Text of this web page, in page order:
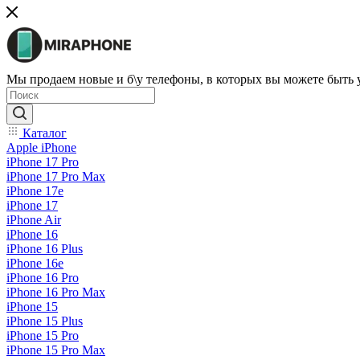
Мы продаем новые и б\у телефоны, в которых вы можете быть
Каталог
Apple iPhone
iPhone 17 Pro
iPhone 17 Pro Max
iPhone 17e
iPhone 17
iPhone Air
iPhone 16
iPhone 16 Plus
iPhone 16e
iPhone 16 Pro
iPhone 16 Pro Max
iPhone 15
iPhone 15 Plus
iPhone 15 Pro
iPhone 15 Pro Max